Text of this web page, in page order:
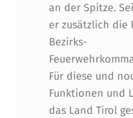
an der Spitze.
er zusätzlich die
Bezirks-
Für diese und
Funktionen und
das Land Tirol